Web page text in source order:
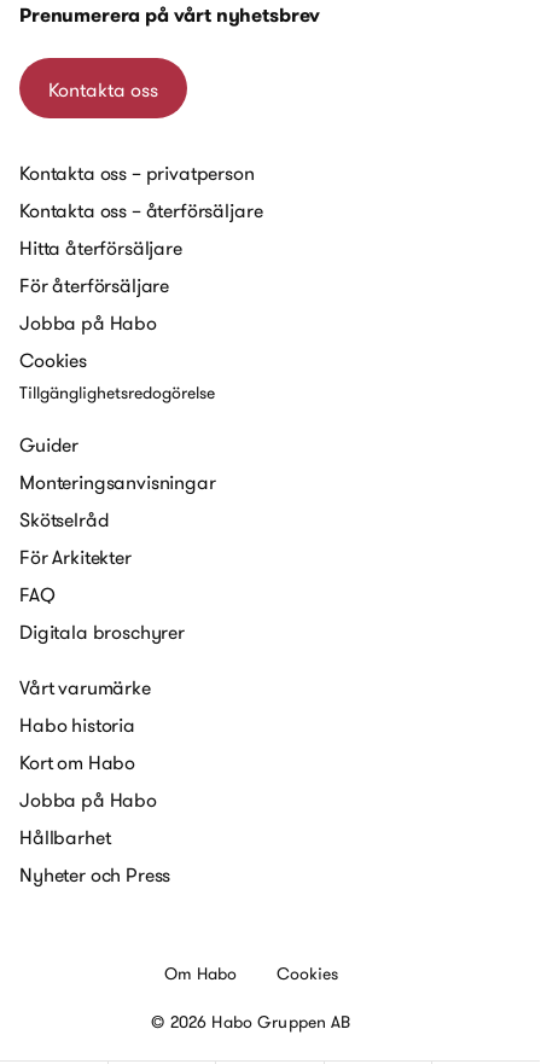
Prenumerera på vårt nyhetsbrev
Kontakta oss
Kontakta oss – privatperson
Kontakta oss – återförsäljare
Hitta återförsäljare
För återförsäljare
Jobba på Habo
Cookies
Tillgänglighetsredogörelse
Guider
Monteringsanvisningar
Skötselråd
För Arkitekter
FAQ
Digitala broschyrer
Vårt varumärke
Habo historia
Kort om Habo
Jobba på Habo
Hållbarhet
Nyheter och Press
© 2026 Habo Gruppen AB
Om Habo Cookies